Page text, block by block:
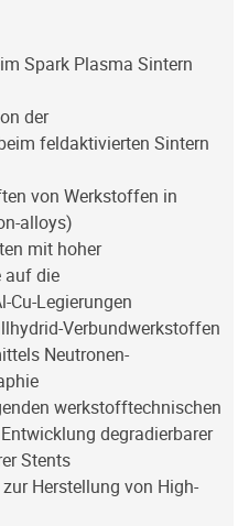
Spark Plasma Sintern
der
feldaktivierten Sintern
von Werkstoffen in
alloys)
mit hoher
auf die
Cu-Legierungen
Verbundwerkstoffen
Neutronen-
werkstofftechnischen
degradierbarer
Stents
Herstellung von High-